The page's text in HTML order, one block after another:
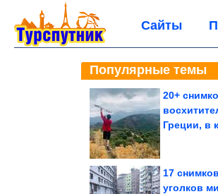
Сайты
Популярные темы
20+
Греции, в
17
уголков